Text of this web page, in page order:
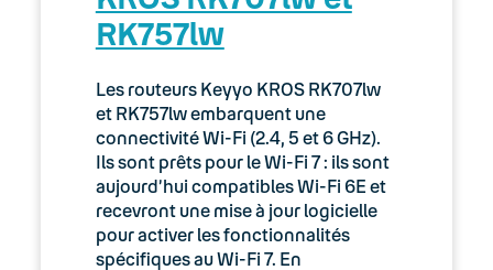
03. Accès Internet
04. Téléphonie fixe
05. Téléphonie Mobile
06. Cybersécurité
Keyyo Connect
RK757lw
Les routeurs Keyyo KROS RK707lw
et RK757lw embarquent une
connectivité Wi-Fi (2.4, 5 et 6 GHz).
Ils sont prêts pour le Wi-Fi 7 : ils sont
aujourd’hui compatibles Wi-Fi 6E et
recevront une mise à jour logicielle
pour activer les fonctionnalités
spécifiques au Wi-Fi 7. En